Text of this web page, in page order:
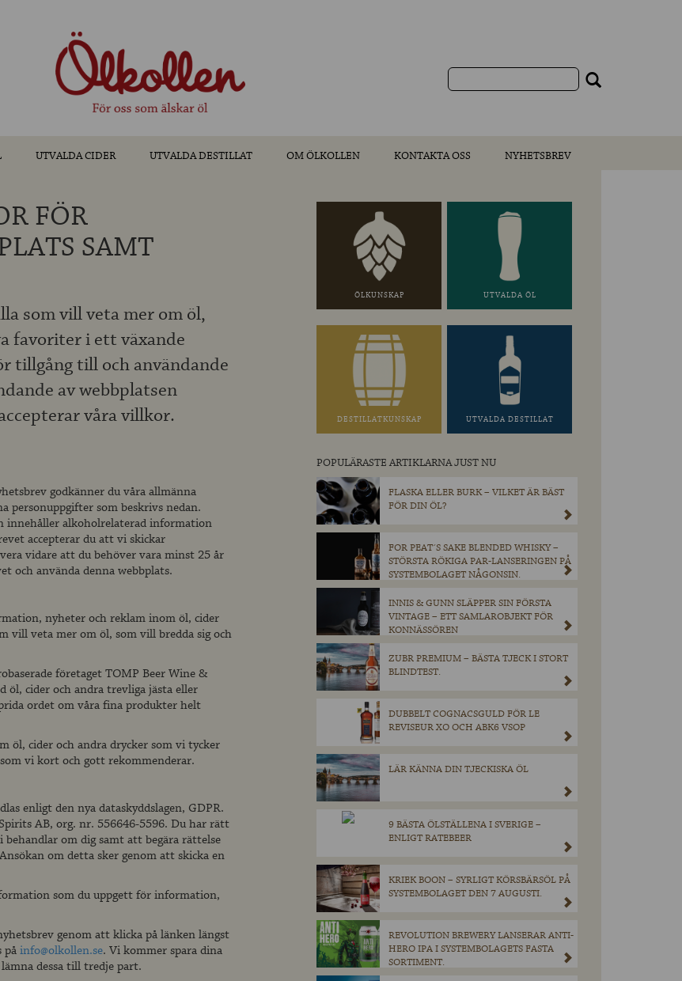
UTVALDA CIDER UTVALDA DESTILLAT OM ÖLKOLLEN KONTAKTA OSS NYHETSBREV
FÖR
SAMT
som vill veta mer om öl,
favoriter i ett växande
tillgång till och användande
av webbplatsen
våra villkor.
godkänner du våra allmänna
personuppgifter som beskrivs nedan.
innehåller alkoholrelaterad information
accepterar du att vi skickar
vidare att du behöver vara minst 25 år
och använda denna webbplats.
nyheter och reklam inom öl, cider
vill veta mer om öl, som vill bredda sig och
företaget TOMP Beer Wine &
cider och andra trevliga jästa eller
ordet om våra fina produkter helt
öl, cider och andra drycker som vi tycker
vi kort och gott rekommenderar.
enligt den nya dataskyddslagen, GDPR.
AB, org. nr. 556646-5596. Du har rätt
om dig samt att begära rättelse
om detta sker genom att skicka en
som du uppgett för information,
genom att klicka på länken längst
påinfo@olkollen.se. Vi kommer spara dina
dessa till tredje part.
ÖLKUNSKAP UTVALDA ÖL
DESTILLATKUNSKAP UTVALDA DESTILLAT
POPULÄRASTE ARTIKLARNA JUST NU
FLASKA ELLER BURK – VILKET ÄR BÄST
FÖR DIN ÖL?
FOR PEAT´S SAKE BLENDED WHISKY –
STÖRSTA RÖKIGA PAR-LANSERINGEN PÅ
SYSTEMBOLAGET NÅGONSIN.
INNIS & GUNN SLÄPPER SIN FÖRSTA
VINTAGE – ETT SAMLAROBJEKT FÖR
KONNÄSSÖREN
ZUBR PREMIUM – BÄSTA TJECK I STORT
BLINDTEST.
DUBBELT COGNACSGULD FÖR LE
REVISEUR XO OCH ABK6 VSOP
LÄR KÄNNA DIN TJECKISKA ÖL
9 BÄSTA ÖLSTÄLLENA I SVERIGE –
ENLIGT RATEBEER
KRIEK BOON – SYRLIGT KÖRSBÄRSÖL PÅ
SYSTEMBOLAGET DEN 7 AUGUSTI.
REVOLUTION BREWERY LANSERAR ANTI-
HERO IPA I SYSTEMBOLAGETS FASTA
SORTIMENT.